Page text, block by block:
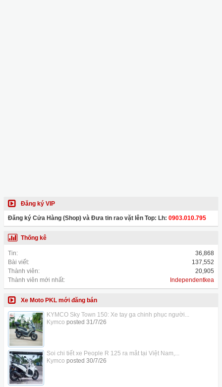
Đăng ký VIP
Đăng ký Cửa Hàng (Shop) và Đưa tin rao vặt lên Top: Lh: 0903.010.795
Thống kê
Tin:
36,868
Bài viết:
137,552
Thành viên:
20,905
Thành viên mới nhất:
Independentkea
Xe Moto PKL mới đăng bán
KYMCO Sky Town 150: Xe tay ga chinh phục người...
Kymco posted 31/7/26
Soi chi tiết xe People R 125 ra mắt tại Việt Nam,...
Kymco posted 30/7/26